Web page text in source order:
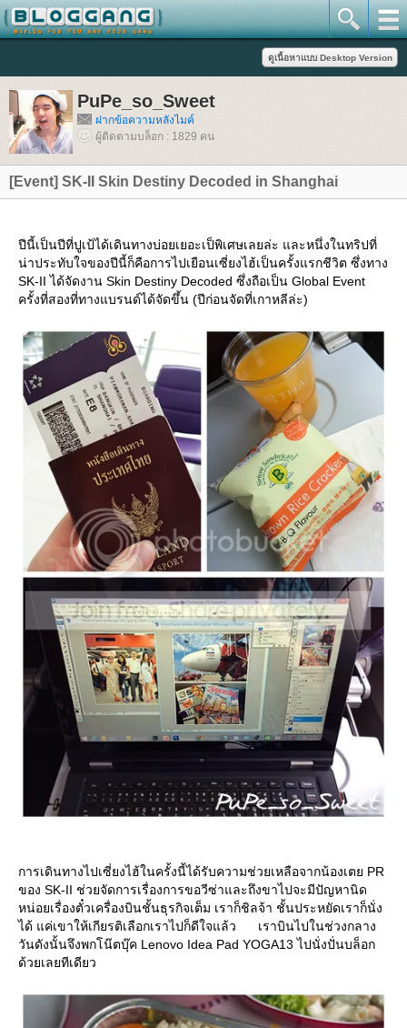
PuPe_so_Sweet
ฝากข้อความหลังไมค์
ผู้ติดตามบล็อก : 1829 คน
[Event] SK-II Skin Destiny Decoded in Shanghai
ปีนี้เป็นปีที่ปูเป้ได้เดินทางบ่อยเยอะเป็พิเศษเลยล่ะ และหนึ่งในทริปที่
น่าประทับใจของปีนี้ก็คือการไปเยือนเซี่ยงไฮ้เป็นครั้งแรกชีวิต ซึ่งทาง
SK-II ได้จัดงาน Skin Destiny Decoded ซึ่งถือเป็น Global Event
ครั้งที่สองที่ทางแบรนด์ได้จัดขึ้น (ปีก่อนจัดที่เกาหลีล่ะ)
การเดินทางไปเซี่ยงไฮ้ในครั้งนี้ได้รับความช่วยเหลือจากน้องเตย PR
ของ SK-II ช่วยจัดการเรื่องการขอวีซ่าและถึงขาไปจะมีปัญหานิด
หน่อยเรื่องตั๋วเครื่องบินชั้นธุรกิจเต็ม เราก็ชิลจ้า ชั้นประหยัดเราก็นั่ง
ได้ แค่เขาให้เกียรติเลือกเราไปก็ดีใจแล้ว เราบินไปในช่วงกลาง
วันดังนั้นจึงพกโน๊ตบุ๊ค Lenovo Idea Pad YOGA13 ไปนั่งปั่นบล็อก
ด้วยเลยทีเดียว